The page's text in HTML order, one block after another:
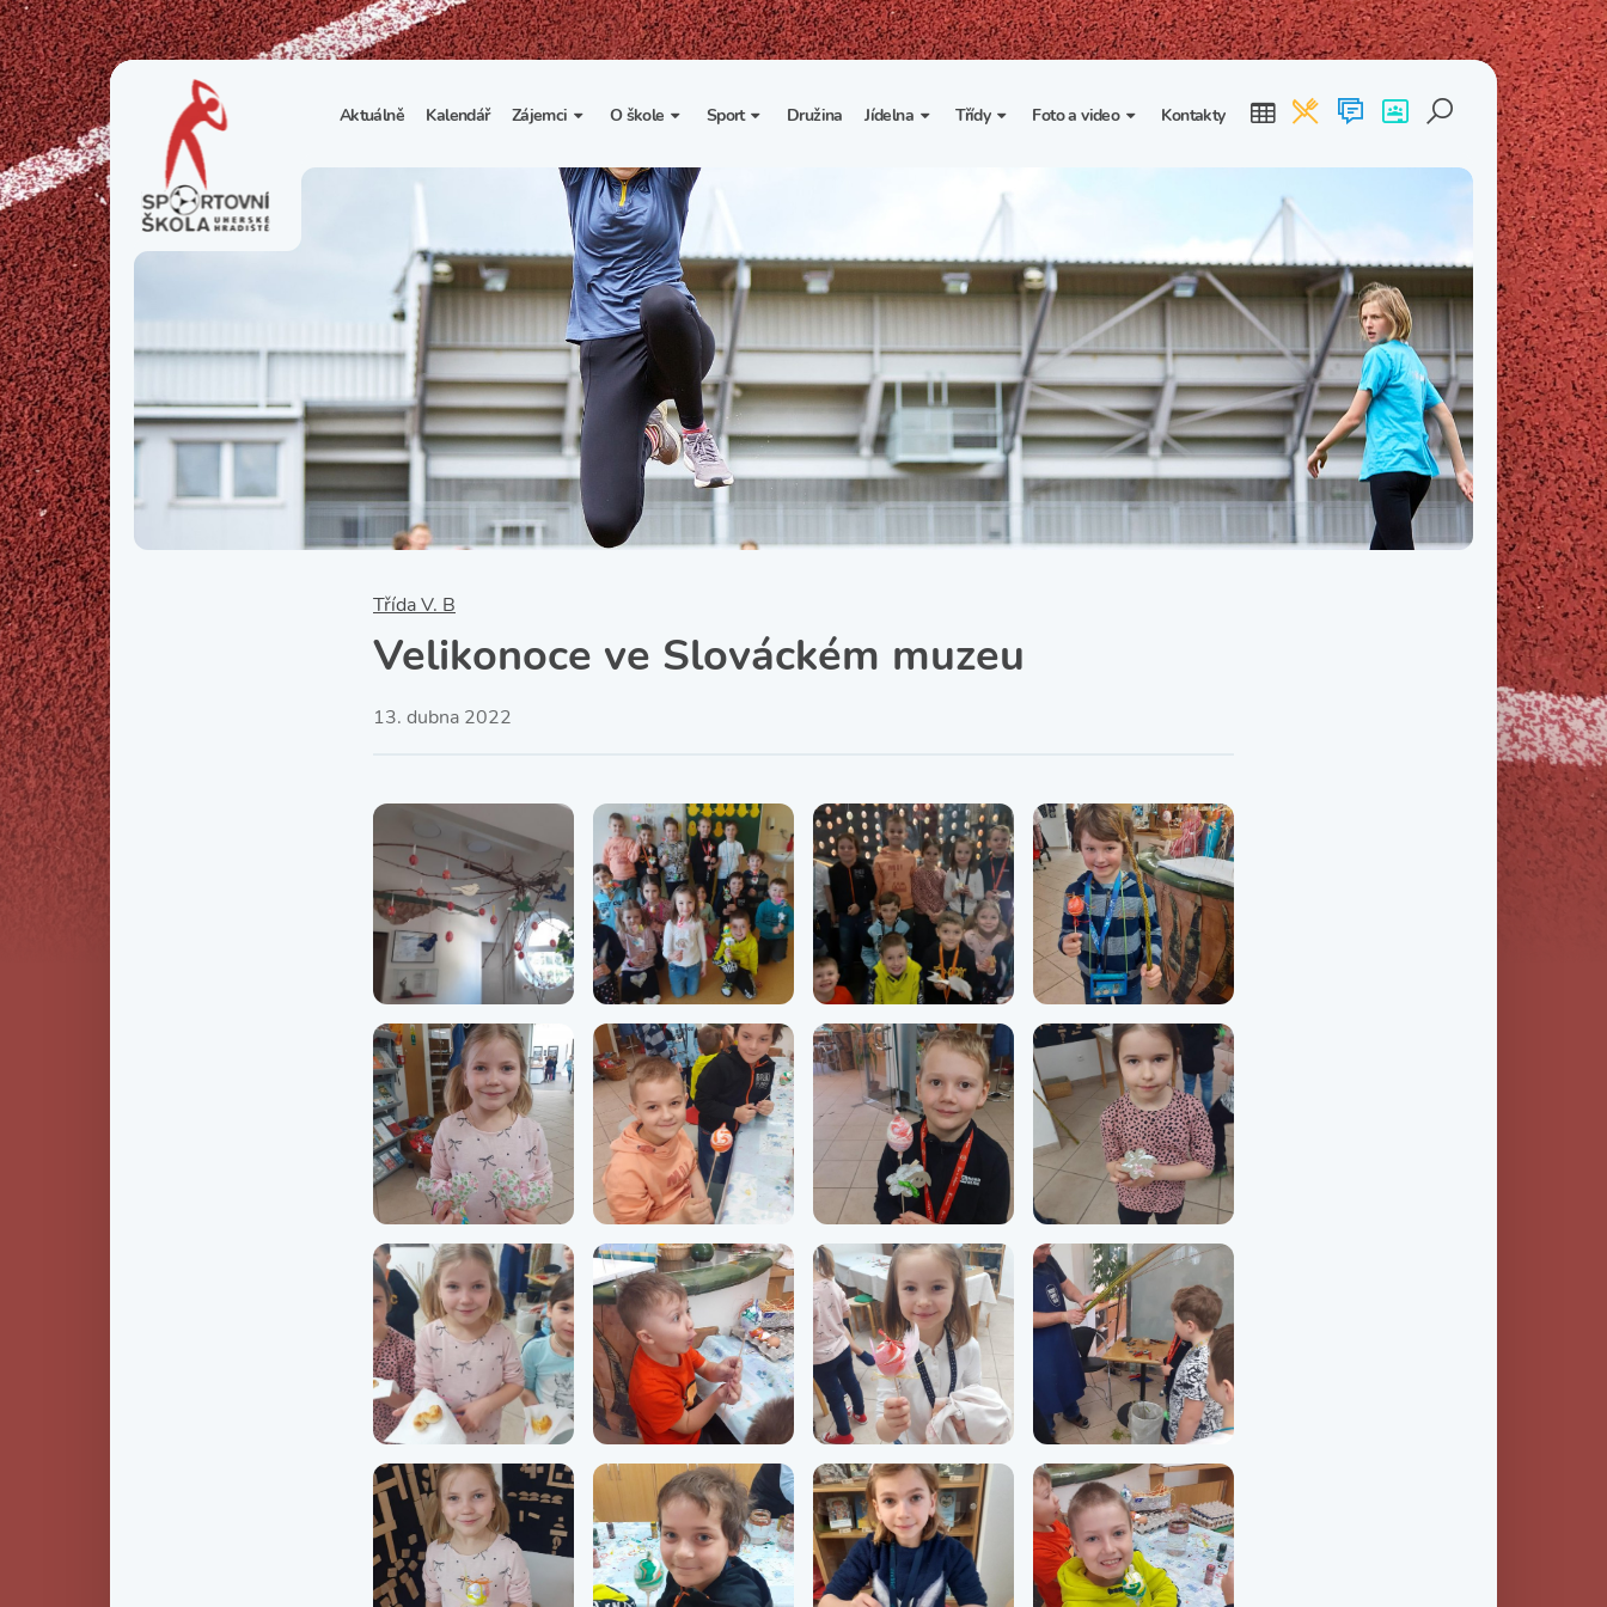
Aktuálně Kalendář Zájemci
1. třída
Sportovní třídy
Nesportovní třídy
O škole
Základní informace
Organizace školního roku
Výuka a učební plán
Zájmové kroužky
Školní poradenské
pracoviště
Školní psycholožka
Školská rada
SRPŠ – Spolek rodičů a
Sport
Spolupráce se sportovními
kluby
Školní sportovní klub
Tělesná výchova a sport
Družina Jídelna
Vnitřní řád školní jídelny
Třídy
Třída I. B Třída I. C
Třída II. A Třída II. C
Třída III. A Třída III. B Třída III. C
Třída IV. A Třída IV. B Třída IV. C
Třída V. A Třída V. B Třída V. C
Třída VI. A Třída VI. B Třída VI. C
Třída VII. A Třída VII. B Třída VII. C
Třída VIII. A Třída VIII. C
Foto a video Kontakty
Třída V. B
Velikonoce ve Slováckém muzeu
13. dubna 2022